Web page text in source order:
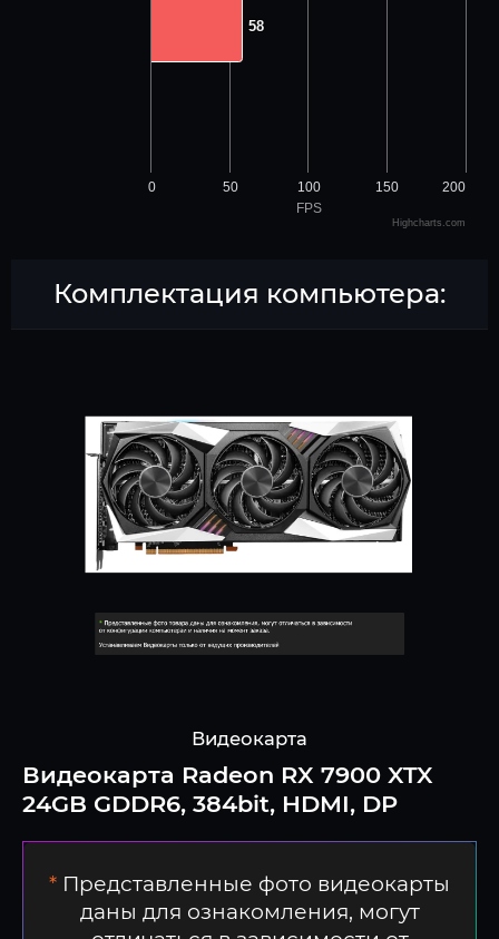
FPS
58
58
0 50 100 150 200
Highcharts.com
Комплектация компьютера:
Видеокарта
Видеокарта Radeon RX 7900 XTX
24GB GDDR6, 384bit, HDMI, DP
* Представленные фото видеокарты
даны для ознакомления, могут